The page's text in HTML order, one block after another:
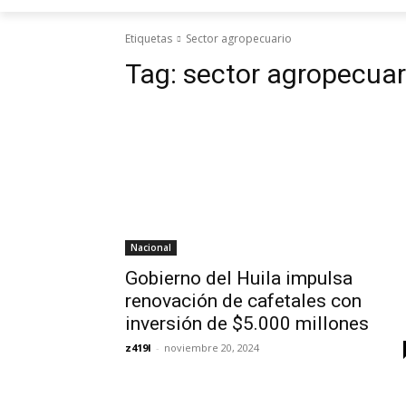
Etiquetas Sector agropecuario
Tag: sector
Nacional
Gobierno del Huila impulsa
renovación de cafetales con
inversión de $5.000 millones
z419l - noviembre 20, 2024